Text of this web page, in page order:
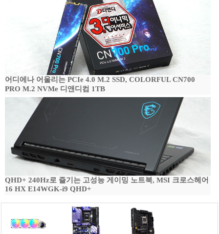
어디에나 어울리는 PCIe 4.0 M.2 SSD, COLORFUL CN700
PRO M.2 NVMe 디앤디컴 1TB
QHD+ 240Hz로 즐기는 고성능 게이밍 노트북, MSI 크로스헤어
16 HX E14WGK-i9 QHD+